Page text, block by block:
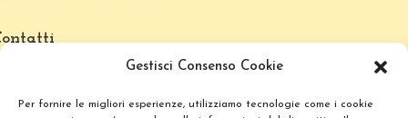
Gestisci Consenso Cookie
Per fornire le migliori esperienze, utilizziamo tecnologie come i cookie
+39 3494191712